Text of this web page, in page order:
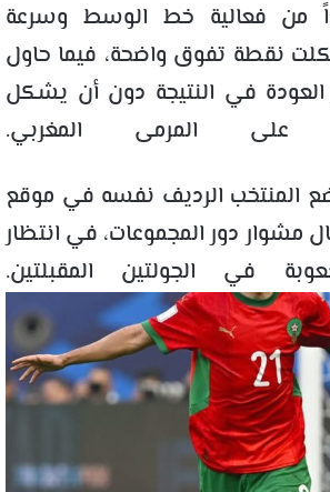
من فعالية خط الوسط وسرعة
نقطة تفوق واضحة، فيما حاول
العودة في النتيجة دون أن يشكل
على المرمى المغربي.
يضع المنتخب الرديف نفسه في موقع
مشوار دور المجموعات، في انتظار
في الجولتين المقبلتين.